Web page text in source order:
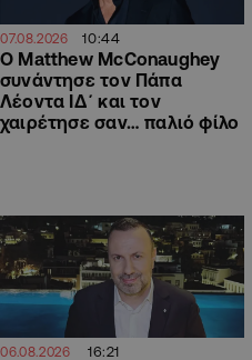
07.08.2026 10:44
Ο Matthew McConaughey
συνάντησε τον Πάπα
Λέοντα ΙΔ΄ και τον
χαιρέτησε σαν… παλιό φίλο
06.08.2026 16:21